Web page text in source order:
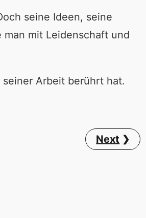
seine Ideen, seine
mit Leidenschaft und
Arbeit berührt hat.
Next